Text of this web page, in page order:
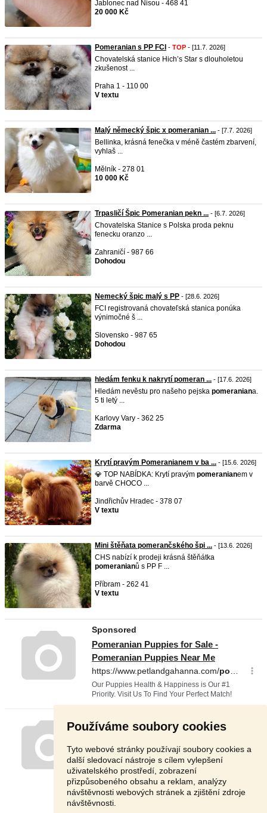
Používáme soubory cookies
Tyto webové stránky používají soubory cookies a
další sledovací nástroje s cílem vylepšení
uživatelského prostředí, zobrazení
přizpůsobeného obsahu a reklam, analýzy
návštěvnosti webových stránek a zjištění zdroje
návštěvnosti.
Jablonec nad Nisou - 468 41
20 000 Kč
Pomeranian s PP FCI - TOP - [11.7. 2026]
Chovatelská stanice Hich’s Star s dlouholetou
zkušenost ...
Praha 1 - 110 00
V textu
Malý německý špic x pomeranian ... - [7.7. 2026]
Bellinka, krásná fenečka v méně častém zbarvení,
vyhlaš ...
Mělník - 278 01
10 000 Kč
Trpasličí Špic Pomeranian pekn ... - [6.7. 2026]
Chovatelska Stanice s Polska proda peknu
fenecku oranzo ...
Zahraničí - 987 66
Dohodou
Nemecký špic malý s PP - [28.6. 2026]
FCI registrovaná chovateľská stanica ponúka
výnimočné š ...
Slovensko - 987 65
Dohodou
hledám fenku k nakrytí pomeran ... - [17.6. 2026]
Hledám nevěstu pro našeho pejska pomeraniana.
5 ti letý ...
Karlovy Vary - 362 25
Zdarma
Krytí pravým Pomeranianem v ba ... - [15.6. 2026]
💎 TOP NABÍDKA: Krytí pravým pomeranianem v
barvě CHOCO ...
Jindřichův Hradec - 378 07
V textu
Mini štěňata pomerančského špi ... - [13.6. 2026]
CHS nabízí k prodeji krásná štěňátka
pomeranianů s PP F ...
Příbram - 262 41
V textu